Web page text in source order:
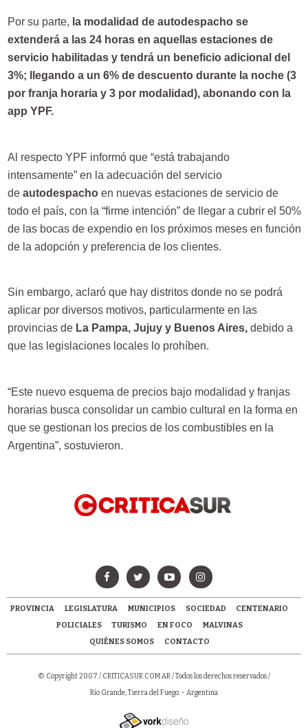
Por su parte, la modalidad de autodespacho se
extenderá a las 24 horas en aquellas estaciones de
servicio habilitadas y tendrá un beneficio adicional del
3%; llegando a un 6% de descuento durante la noche (3
por franja horaria y 3 por modalidad), abonando con la
app YPF.
Al respecto YPF informó que “está trabajando
intensamente” en la adecuación del servicio
de autodespacho en nuevas estaciones de servicio de
todo el país, con la “firme intención” de llegar a cubrir el 50%
de las bocas de expendio en los próximos meses en función
de la adopción y preferencia de los clientes.
Sin embargo, aclaró que hay distritos donde no se podrá
aplicar por diversos motivos, particularmente en las
provincias de La Pampa, Jujuy y Buenos Aires, debido a
que las legislaciones locales lo prohíben.
“Este nuevo esquema de precios bajo modalidad y franjas
horarias busca consolidar un cambio cultural en la forma en
que se gestionan los precios de los combustibles en la
Argentina”, sostuvieron.
PROVINCIA LEGISLATURA MUNICIPIOS SOCIEDAD
CENTENARIO
POLICIALES
TURISMO EN FOCO
MALVINAS
QUIÉNES SOMOS
CONTACTO
© Copyright 2007 / CRITICASUR.COM.AR/ Todos los derechos reservados /
Río Grande, Tierra del Fuego. - Argentina